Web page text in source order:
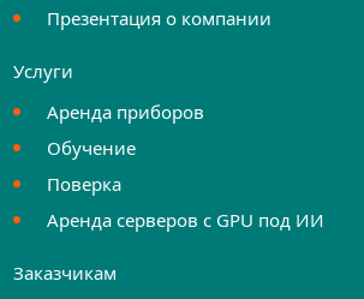
Презентация о компании
Услуги
Аренда приборов
Обучение
Поверка
Аренда серверов с GPU под ИИ
Заказчикам